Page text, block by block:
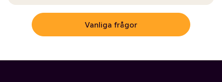
Vanliga frågor